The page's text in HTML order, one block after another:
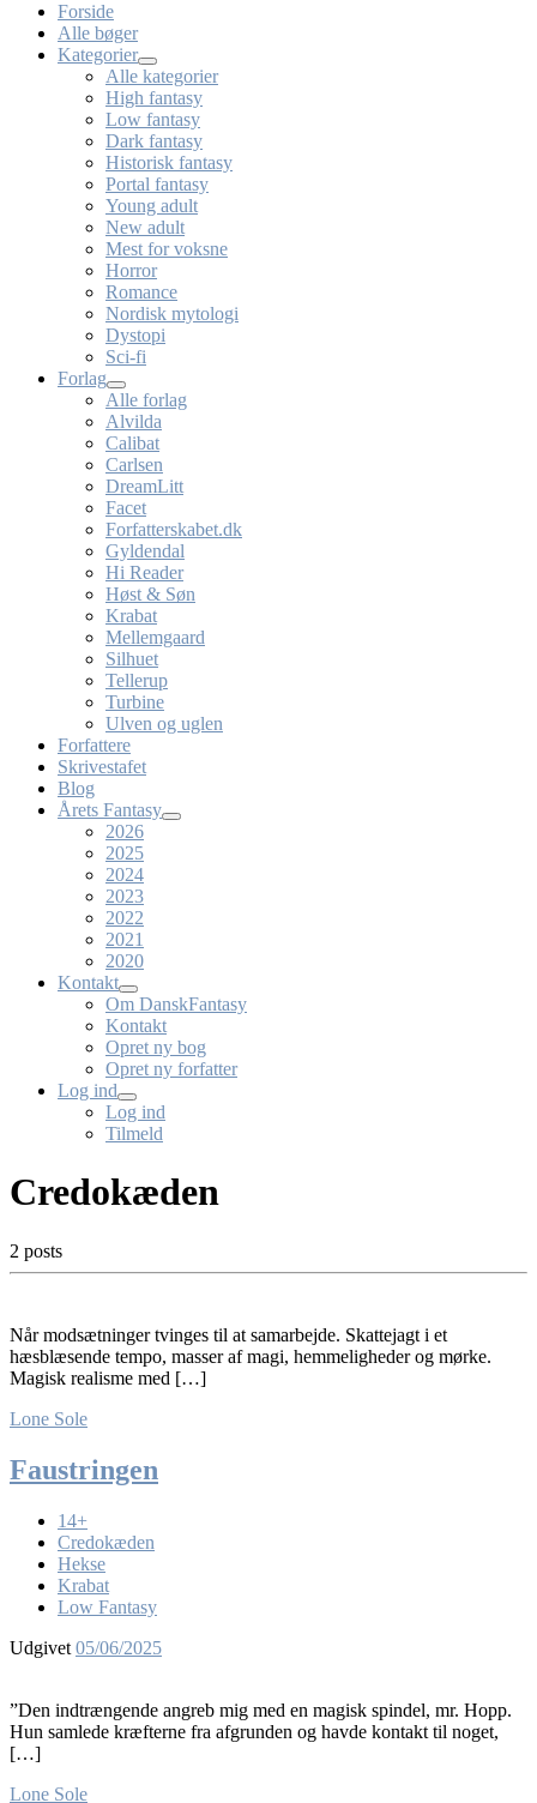
Forside
Alle bøger
Kategorier
Alle kategorier
High fantasy
Low fantasy
Dark fantasy
Historisk fantasy
Portal fantasy
Young adult
New adult
Mest for voksne
Horror
Romance
Nordisk mytologi
Dystopi
Sci-fi
Forlag
Alle forlag
Alvilda
Calibat
Carlsen
DreamLitt
Facet
Forfatterskabet.dk
Gyldendal
Hi Reader
Høst & Søn
Krabat
Mellemgaard
Silhuet
Tellerup
Turbine
Ulven og uglen
Forfattere
Skrivestafet
Blog
Årets Fantasy
2026
2025
2024
2023
2022
2021
2020
Kontakt
Om DanskFantasy
Kontakt
Opret ny bog
Opret ny forfatter
Log ind
Log ind
Tilmeld
Credokæden
2 posts
Når modsætninger tvinges til at samarbejde. Skattejagt i et
hæsblæsende tempo, masser af magi, hemmeligheder og mørke.
Magisk realisme med […]
Lone Sole
Faustringen
14+
Credokæden
Hekse
Krabat
Low Fantasy
Udgivet 05/06/2025
”Den indtrængende angreb mig med en magisk spindel, mr. Hopp.
Hun samlede kræfterne fra afgrunden og havde kontakt til noget,
[…]
Lone Sole